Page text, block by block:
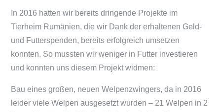
In 2016 hatten wir bereits dringende Projekte im
Tierheim Rumänien, die wir Dank der erhaltenen Geld-
und Futterspenden, bereits erfolgreich umsetzen
konnten. So mussten wir weniger in Futter investieren
und konnten uns diesem Projekt widmen:
Bau eines großen, neuen Welpenzwingers, da in 2016
leider viele Welpen ausgesetzt wurden – 21 Welpen in 2